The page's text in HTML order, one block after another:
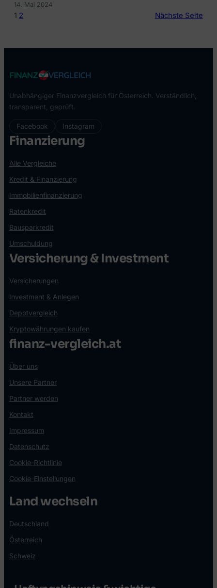
14. Mai 2024
1 2 Nächste Seite
Unabhängiger Finanzvergleich für Österreich. Verständlich,
transparent, geprüft.
Facebook Instagram
Finanzierung
Alle Vergleiche
Kredit & Finanzierung
Immobilienfinanzierung
Ratenkredit
Bausparkredit
Umschuldung
Versicherung & Investment
Versicherungen
Investment & Anlegen
Depotvergleich
Kryptowährungen kaufen
finanz-vergleich.at
Über uns
Unsere Partner
Partner werden
Kontakt
Impressum
Datenschutz
Cookie-Richtlinie
Cookie-Einstellungen
Land wechseln
Deutschland
Österreich
Schweiz